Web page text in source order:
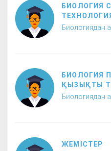
БИОЛОГИЯ
Биологиядан
БИОЛОГИЯ
ҚЫЗЫҚТЫ
Биологиядан
ЖЕМІСТЕР